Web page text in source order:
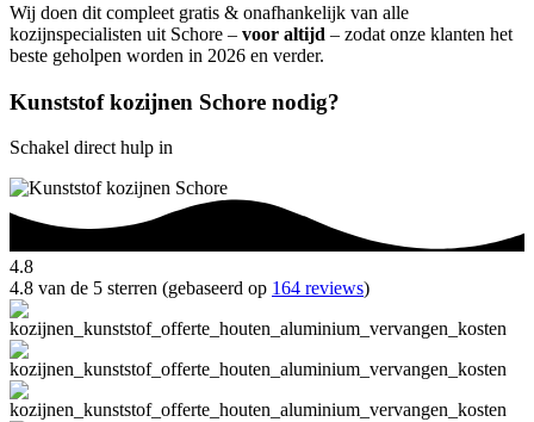
Wij doen dit compleet gratis & onafhankelijk van alle
kozijnspecialisten uit Schore – voor altijd – zodat onze klanten het
beste geholpen worden in 2026 en verder.
Kunststof kozijnen Schore nodig?
Schakel direct hulp in
4.8
4.8 van de 5 sterren (gebaseerd op 164 reviews)